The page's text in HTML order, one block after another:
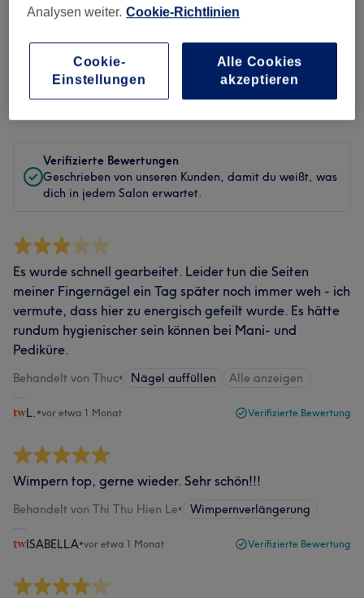
Bewertungen filtern
Behandlung Alle Bewertungen
Verifizierte Bewertungen
Geschrieben von unseren Kunden, damit du weißt, was
dich in jedem Salon erwartet.
Es wurde schnell gearbeitet. Leider tun die Seiten
meiner Fingernägel ein Tag später noch immer weh - ich
vermute, dass hier zu energisch gefeilt wurde. Es hätte
rundum hygienischer sein können bei Mani- und
Pediküre.
Behandelt von Thuc• Nägel auffüllen Alle anzeigen
L. •vor etwa 1 Monat Verifizierte Bewertung
Wimpern top, gerne wieder. Sehr schön!!!
Behandelt von Thi Thu Hien Le• Wimpernverlängerung
ISABELLA•vor etwa 1 Monat Verifizierte Bewertung
Analysen weiter. Cookie-Richtlinien
Cookie-
Einstellungen
Alle Cookies
akzeptieren